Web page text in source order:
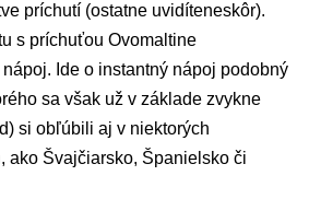
príchutí (ostatne uvidíteneskôr).
s príchuťou Ovomaltine
Ide o instantný nápoj podobný
sa však už v základe zvykne
si obľúbili aj v niektorých
ako Švajčiarsko, Španielsko či